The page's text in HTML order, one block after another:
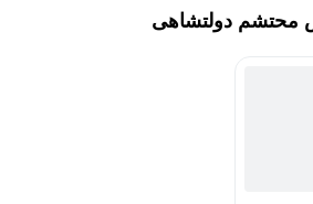
محتشم دولتشاهی